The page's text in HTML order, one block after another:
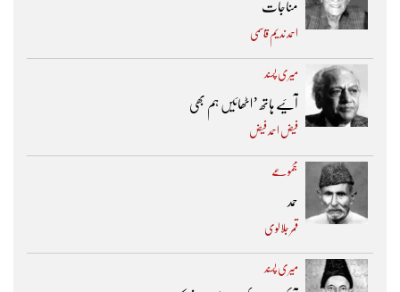
مناجات
احمد ندیم قاسمی
میری پسند
آئیے ہاتھ ’اٹھائیں ہم بھی
فیض احمد فیض
مجموعے
حمد
قمر جلالوی
میری پسند